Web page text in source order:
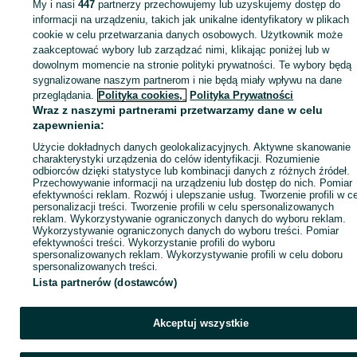
Zaloguj się lub załóż konto na OLX, aby skontaktować się z
sprzedającym
Zaloguj się / Załóż konto
My i nasi447 partnerzy przechowujemy lub uzyskujemy dostęp do
informacji na urządzeniu, takich jak unikalne identyfikatory w plikach
cookie w celu przetwarzania danych osobowych. Użytkownik może
zaakceptować wybory lub zarządzać nimi, klikając poniżej lub w
dowolnym momencie na stronie polityki prywatności. Te wybory będą
sygnalizowane naszym partnerom i nie będą miały wpływu na dane
przeglądania. Polityka cookies, Polityka Prywatności
Wraz z naszymi partnerami przetwarzamy dane w celu
zapewnienia:
Użycie dokładnych danych geolokalizacyjnych. Aktywne skanowanie
charakterystyki urządzenia do celów identyfikacji. Rozumienie
odbiorców dzięki statystyce lub kombinacji danych z różnych źródeł.
Przechowywanie informacji na urządzeniu lub dostęp do nich. Pomiar
efektywności reklam. Rozwój i ulepszanie usług. Tworzenie profili w
personalizacji treści. Tworzenie profili w celu spersonalizowanych
reklam. Wykorzystywanie ograniczonych danych do wyboru reklam.
Wykorzystywanie ograniczonych danych do wyboru treści. Pomiar
efektywności treści. Wykorzystanie profili do wyboru
spersonalizowanych reklam. Wykorzystywanie profili w celu doboru
spersonalizowanych treści.
Lista partnerów (dostawców)
Akceptuj wszystkie